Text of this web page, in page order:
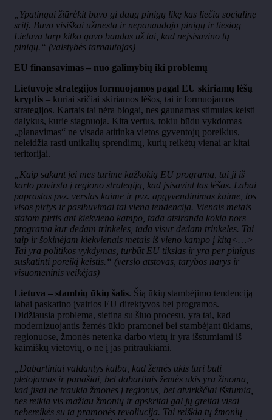
„Ypatingai žiūrėkit buvo gi daug pinigų likę kas liečia socialinę
sritį. Buvo visiškai užmesta ir nepanaudojo pinigų ir tiesiog
Lietuva tarp kitko gavo baudas už tai, kad neįsisavino tų
pinigų.“ (valstybės tarnautojas)
EU finansavimas – nuo galimybių iki problemų
Lietuvoje strategijos formuojamos pagal EU skiriamų lėšų
kryptis – kuriai sričiai skiriamos lėšos, tai ir formuojamos
strategijos. Kartais tai nėra blogai, nes gaunamas stimulas keisti
dalykus, kurie stagnuoja. Kita vertus, tokiu būdu vykdomas
„planavimas“ ne visada atitinka vietos gyventojų poreikius,
neleidžia rasti unikalių sprendimų, kurių reikėtų vienai ar kitai
teritorijai.
„Kaip sakant jei mes turime kažkokią EU programą, tai ji iš
karto pavirsta į regiono strategiją, kad įsisavint tas lėšas. Labai
paprastas pvz. verslas kaime ir pvz. apgyvendinimas kaime, tos
visos pirtys ir pasibuvimai tai viena tendencija. Vienais metais
statom pirtis ant kiekvieno kampo, tada atsiranda kokia nors
programa kur dedam trinkeles, tada visur dedam trinkeles. Tai
taip ir šokinėjam kiekvienais metais iš vieno kampo į kitą<…>
Tai yra politikos vykdymas, turbūt EU tikslas ir yra per pinigus
suskatinti poreikį keistis.“ (verslo atstovas, tarybos narys ir
visuomeninis veikėjas)
Lietuva – stambių ūkių šalis. Šią ūkių stambėjimo tendenciją
labai paskatino įvairios EU direktyvos bei programos.
Didžiausia problema, sietina su šiuo procesu, yra tai, kad
modernizuojantis žemės ūkio pramonei bei stambėjant ūkiams,
regionuose, žmonės netenka darbo vietų ir yra išstumiami iš
kaimiškų vietovių, o ne į jas pritraukiami.
„Dabartiniai valdantys kalba, kad žemės ūkis turi būti
plėtojamas ir panašiai, bet dabartinis žemės ūkis yra žinoma,
kad jisai ne traukia žmones į regionus, bet atvirkščiai išstumia,
nes reikia vis mažiau žmonių ir apskritai gal jų greitai visai
nebereikės su ta pramonės revoliucija. Tai reiškia tų žmonių